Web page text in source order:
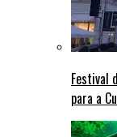
Festival
para a